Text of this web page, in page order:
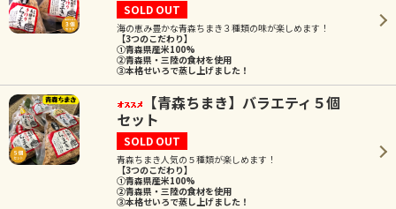
SOLD OUT
海の恵み豊かな青森ちまき３種類の味が楽しめます！
【3つのこだわり】
①青森県産米100%
②青森県・三陸の食材を使用
③本格せいろで蒸し上げました！
【青森ちまき】バラエティ５個
セット
SOLD OUT
青森ちまき人気の５種類が楽しめます！
【3つのこだわり】
①青森県産米100%
②青森県・三陸の食材を使用
③本格せいろで蒸し上げました！